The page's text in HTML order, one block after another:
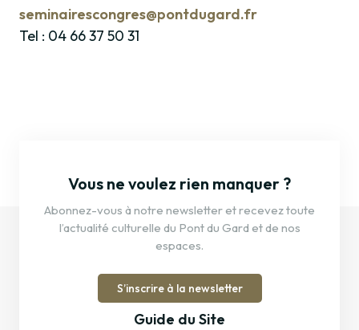
seminairescongres@pontdugard.fr
Tel : 04 66 37 50 31
Vous ne voulez rien manquer ?
Abonnez-vous à notre newsletter et recevez toute
l’actualité culturelle du Pont du Gard et de nos
espaces.
S’inscrire à la newsletter
Guide du Site